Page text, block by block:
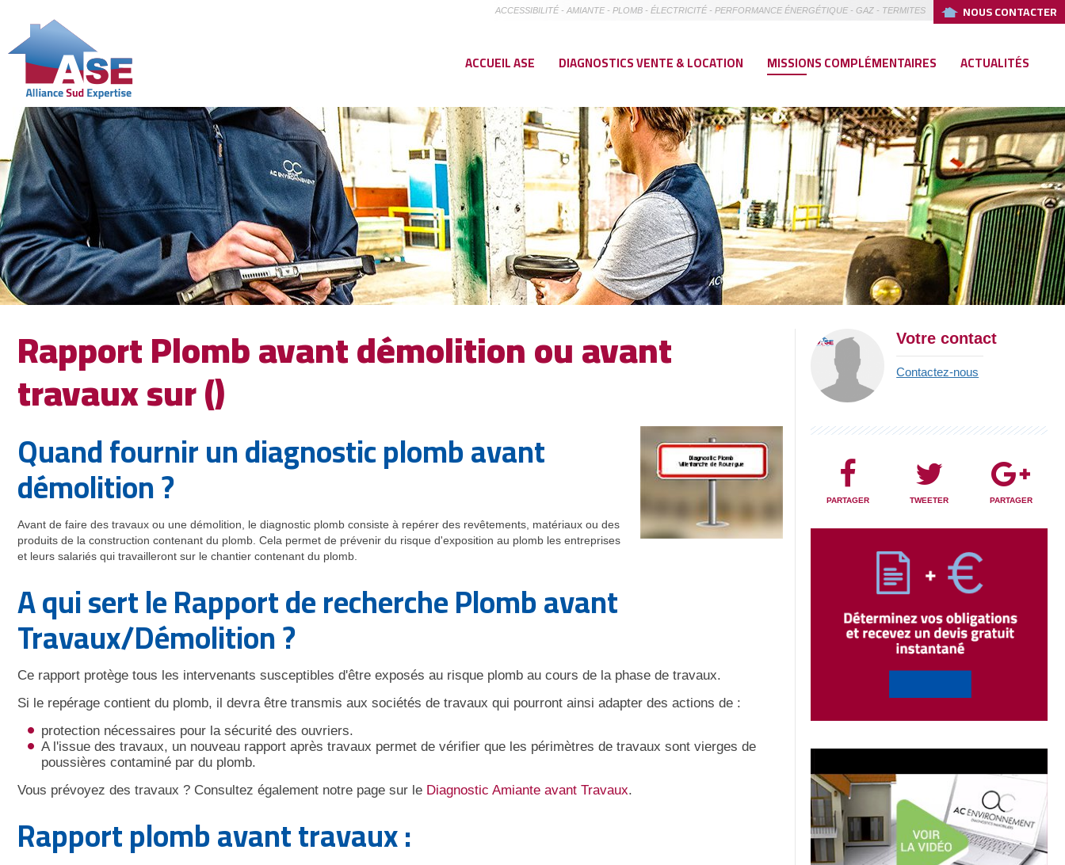
NOUS CONTACTER
ACCESSIBILITÉ - AMIANTE - PLOMB - ÉLECTRICITÉ - PERFORMANCE ÉNERGÉTIQUE - GAZ - TERMITES
ACCUEIL ASE DIAGNOSTICS VENTE & LOCATION MISSIONS COMPLÉMENTAIRES ACTUALITÉS
Rapport Plomb avant démolition ou avant
travaux sur ()
Quand fournir un diagnostic plomb avant
démolition ?
Avant de faire des travaux ou une démolition, le diagnostic plomb consiste à repérer des revêtements, matériaux ou des
produits de la construction contenant du plomb. Cela permet de prévenir du risque d'exposition au plomb les entreprises
et leurs salariés qui travailleront sur le chantier contenant du plomb.
A qui sert le Rapport de recherche Plomb avant
Travaux/Démolition ?
Ce rapport protège tous les intervenants susceptibles d'être exposés au risque plomb au cours de la phase de travaux.
Si le repérage contient du plomb, il devra être transmis aux sociétés de travaux qui pourront ainsi adapter des actions de :
protection nécessaires pour la sécurité des ouvriers.
A l'issue des travaux, un nouveau rapport après travaux permet de vérifier que les périmètres de travaux sont vierges de
poussières contaminé par du plomb.
Vous prévoyez des travaux ? Consultez également notre page sur le Diagnostic Amiante avant Travaux.
Rapport plomb avant travaux :
Votre contact
Contactez-nous
PARTAGER TWEETER PARTAGER